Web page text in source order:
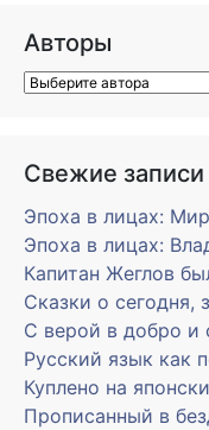
Авторы
Свежие записи
Эпоха в лицах:
Эпоха в лицах:
Капитан Жеглов
Сказки о сегодня,
С верой в добро и
Русский язык как
Куплено на
Прописанный в